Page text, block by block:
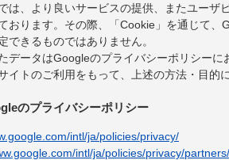
は、より良いサービスの提供、またユー
おります。その際、「Cookie」を通じて
できるものではありません。
データはGoogleのプライバシーポリシーに
イトのご利用をもって、上述の方法・目的
のプライバシーポリシー
intl/ja/policies/privacy/
intl/ja/policies/privacy/partners/